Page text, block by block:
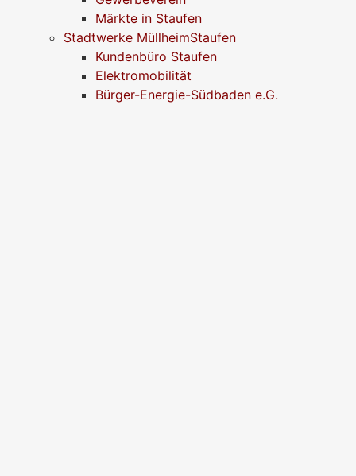
Märkte in Staufen
Stadtwerke MüllheimStaufen
Kundenbüro Staufen
Elektromobilität
Bürger-Energie-Südbaden e.G.